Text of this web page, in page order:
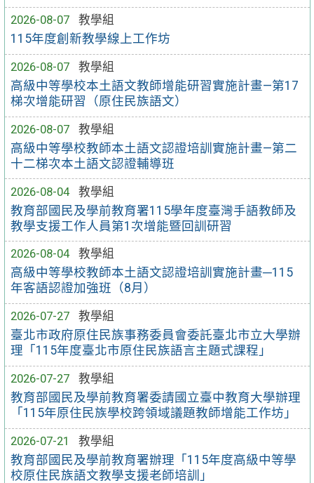
2026-08-07
教學組
115年度創新教學線上工作坊
2026-08-07
教學組
高級中等學校本土語文教師增能研習實施計畫—第17
梯次增能研習（原住民族語文）
2026-08-07
教學組
高級中等學校教師本土語文認證培訓實施計畫—第二
十二梯次本土語文認證輔導班
2026-08-04
教學組
教育部國民及學前教育署115學年度臺灣手語教師及
教學支援工作人員第1次增能暨回訓研習
2026-08-04
教學組
高級中等學校教師本土語文認證培訓實施計畫─115
年客語認證加強班（8月）
2026-07-27
教學組
臺北市政府原住民族事務委員會委託臺北市立大學辦
理「115年度臺北市原住民族語言主題式課程」
2026-07-27
教學組
教育部國民及學前教育署委請國立臺中教育大學辦理
「115年原住民族學校跨領域議題教師增能工作坊」
2026-07-21
教學組
教育部國民及學前教育署辦理「115年度高級中等學
校原住民族語文教學支援老師培訓」